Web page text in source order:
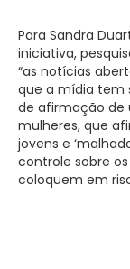
Para Sandra
iniciativa,
“as notícias
que a mídia tem
de afirmação de
mulheres, que
jovens e
controle sobre
coloquem em